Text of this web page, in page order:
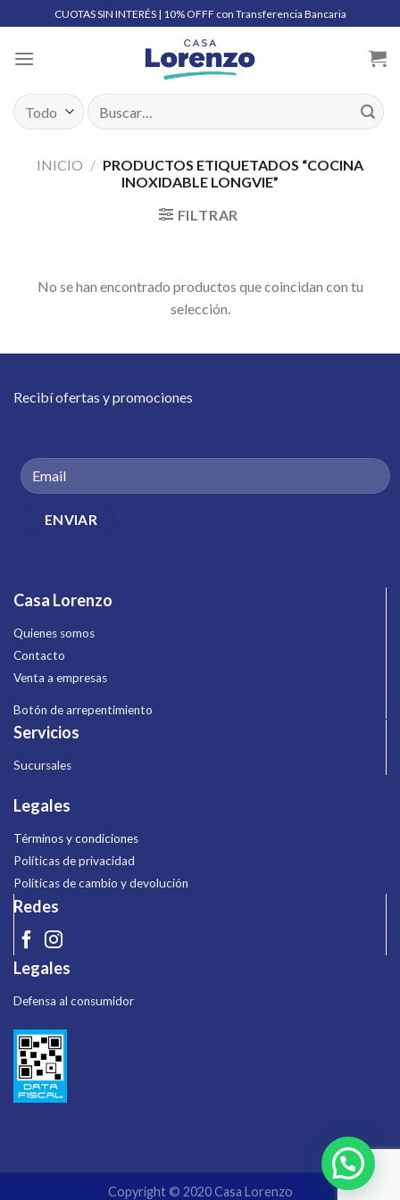
to
content
CUOTAS SIN INTERÉS | 10% OFFF con Transferencia Bancaria
Buscar
por:
INICIO / PRODUCTOS ETIQUETADOS “COCINA
INOXIDABLE LONGVIE”
FILTRAR
No se han encontrado productos que coincidan con tu
selección.
Recibí ofertas y promociones
Casa Lorenzo
Quienes somos
Contacto
Venta a empresas
Botón de arrepentimiento
Servicios
Sucursales
Legales
Términos y condiciones
Políticas de privacidad
Políticas de cambio y devolución
Redes
Legales
Defensa al consumidor
Copyright © 2020 Casa Lorenzo